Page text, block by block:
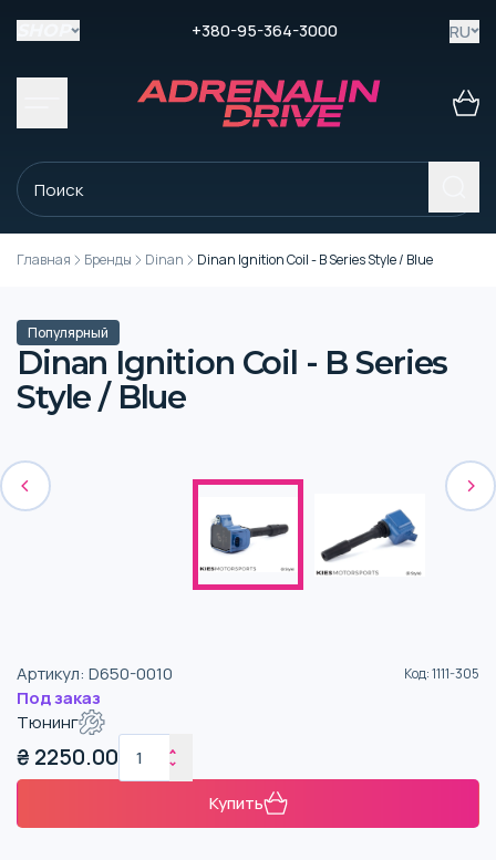
+380-95-364-3000 RU
Главная Бренды Dinan Dinan Ignition Coil - B Series Style / Blue
Популярный
Dinan Ignition Coil - B Series
Style / Blue
Артикул: D650-0010 Код:1111-305
Под заказ
Тюнинг
₴ 2250.00
Купить